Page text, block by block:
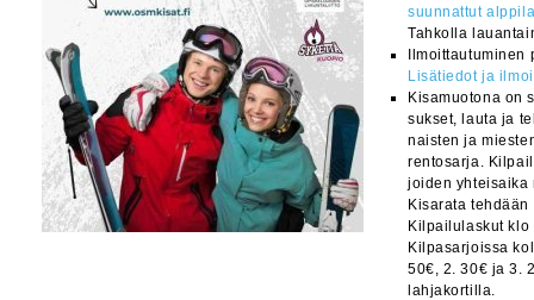
suunnattut
Tahkolla
Lisätiedot ja
Kisamuotona on
sukset, lauta ja
naisten ja
rentosarja.
joiden yhteisaika
Kisarata tehdään
Kilpailulaskut klo
Kilpasarjoissa
50€, 2. 30€ ja 3.
lahjakortilla.